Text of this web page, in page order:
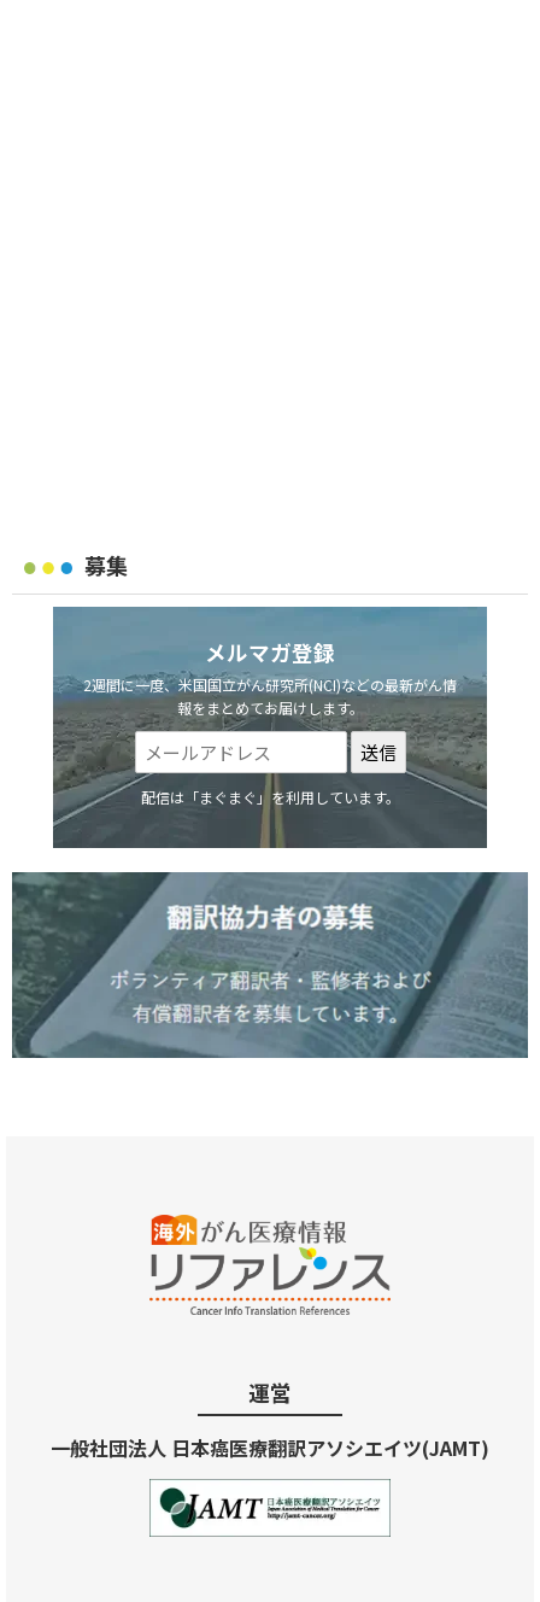
募集
メルマガ登録
2週間に一度、米国国立がん研究所(NCI)などの最新がん情
報をまとめてお届けします。
配信は「まぐまぐ」を利用しています。
運営
一般社団法人 日本癌医療翻訳アソシエイツ(JAMT)